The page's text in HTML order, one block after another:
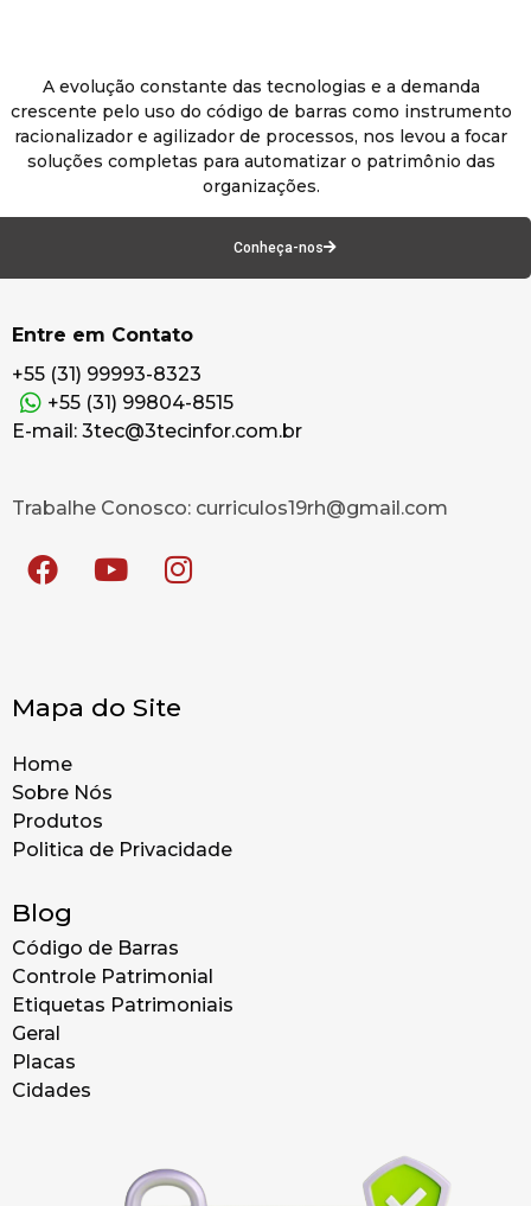
A evolução constante das tecnologias e a demanda
crescente pelo uso do código de barras como instrumento
racionalizador e agilizador de processos, nos levou a focar
soluções completas para automatizar o patrimônio das
organizações.
Conheça-nos
Entre em Contato
+55 (31) 99993-8323
+55 (31) 99804-8515
E-mail: 3tec@3tecinfor.com.br
Trabalhe Conosco: curriculos19rh@gmail.com
Mapa do Site
Home
Sobre Nós
Produtos
Politica de Privacidade
Blog
Código de Barras
Controle Patrimonial
Etiquetas Patrimoniais
Geral
Placas
Cidades